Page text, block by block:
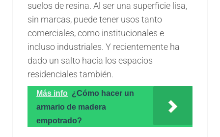
suelos de resina. Al ser una superficie lisa,
sin marcas, puede tener usos tanto
comerciales, como institucionales e
incluso industriales. Y recientemente ha
dado un salto hacia los espacios
residenciales también.
Más info ¿Cómo hacer un
armario de madera
empotrado?